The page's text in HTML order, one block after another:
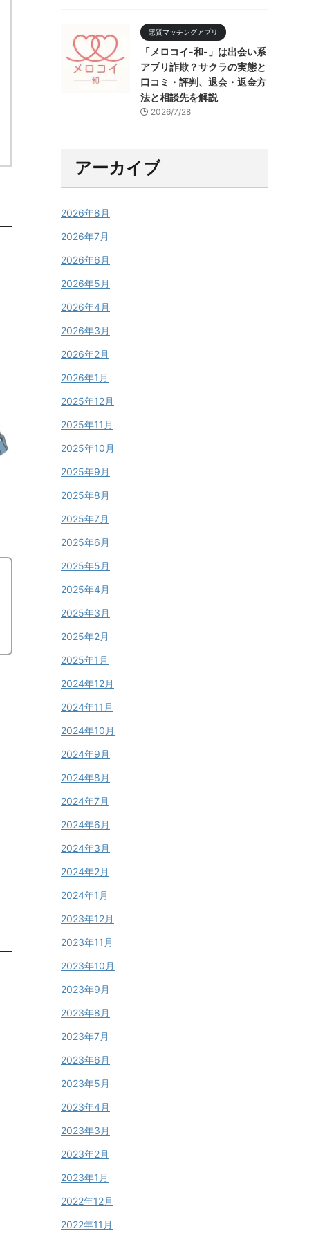
悪質マッチングアプリ
「メロコイ-和-」は出会い系
アプリ詐欺？サクラの実態と
口コミ・評判、退会・返金方
法と相談先を解説
2026/7/28
アーカイブ
2026年8月
2026年7月
2026年6月
2026年5月
2026年4月
2026年3月
2026年2月
2026年1月
2025年12月
2025年11月
2025年10月
2025年9月
2025年8月
2025年7月
2025年6月
2025年5月
2025年4月
2025年3月
2025年2月
2025年1月
2024年12月
2024年11月
2024年10月
2024年9月
2024年8月
2024年7月
2024年6月
2024年3月
2024年2月
2024年1月
2023年12月
2023年11月
2023年10月
2023年9月
2023年8月
2023年7月
2023年6月
2023年5月
2023年4月
2023年3月
2023年2月
2023年1月
2022年12月
2022年11月